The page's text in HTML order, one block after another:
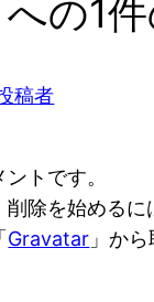
の1
稿者
トです。
削除を始める
Gravatar 」か